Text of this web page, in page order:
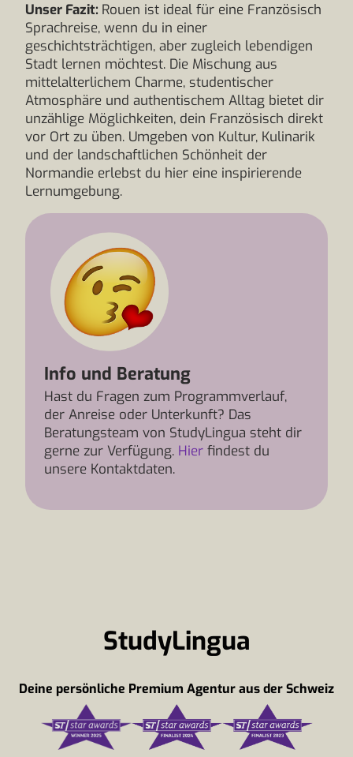
Unser Fazit: Rouen ist ideal für eine Französisch
Sprachreise, wenn du in einer
geschichtsträchtigen, aber zugleich lebendigen
Stadt lernen möchtest. Die Mischung aus
mittelalterlichem Charme, studentischer
Atmosphäre und authentischem Alltag bietet dir
unzählige Möglichkeiten, dein Französisch direkt
vor Ort zu üben. Umgeben von Kultur, Kulinarik
und der landschaftlichen Schönheit der
Normandie erlebst du hier eine inspirierende
Lernumgebung.
Info und Beratung
Hast du Fragen zum Programmverlauf,
der Anreise oder Unterkunft? Das
Beratungsteam von StudyLingua steht dir
gerne zur Verfügung. Hier findest du
unsere Kontaktdaten.
StudyLingua
Deine persönliche Premium Agentur aus der Schweiz